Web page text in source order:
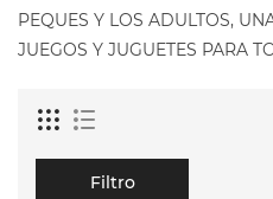
PEQUES Y LOS ADULTOS,
JUEGOS Y JUGUETES PARA
Filtro